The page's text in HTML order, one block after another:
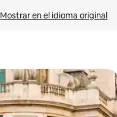
Mostrar en el idioma original